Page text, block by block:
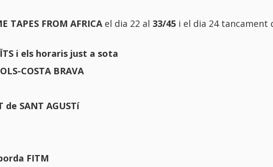
TAPES FROM AFRICAel dia 22 al 33/45 i el dia 24 tancament
i els horaris just a sota
COSTA BRAVA
de SANT AGUSTí
FITM